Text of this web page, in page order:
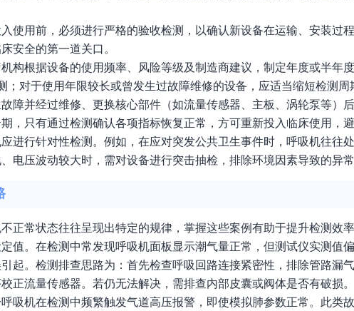
使用前，必须进行严格的验收检测，以确认新设备在运输、安装过
安全的第一道关口。
构根据设备的使用频率、风险等级及制造商建议，制定年度或半年
；对于使用年限较长或曾发生过故障维修的设备，应适当缩短检测周
障并经过维修、更换核心部件（如流量传感器、主板、涡轮泵等）
，只有通过检测确认各项指标恢复正常，方可重新投入临床使用，
进行针对性检测。例如，在应对突发公共卫生事件时，呼吸机往往
电压波动较大时，需对设备进行突击抽检，排除环境因素导致的异常
正常状态往往呈现出特定的规律，掌握这些案例有助于提升检测效率
值。在检测中常发现呼吸机面板显示潮气量正常，但测试仪实测值
起。检测排查思路为：首先检查呼吸回路连接紧密性，排除管路漏
正流量传感器。若仍无法解决，需排查内部皮囊或阀体是否有破损。
吸机在检测中频繁触发气道高压报警，即使模拟肺参数正常。此类